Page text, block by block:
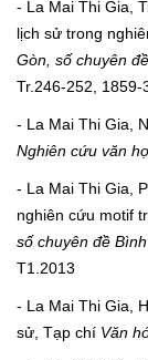
- La Mai Thi Gia,
lịch sử trong
Gòn, số chuyên
Tr.246-252, 1859-
- La Mai Thi Gia,
Nghiên cứu văn
- La Mai Thi Gia,
nghiên cứu motif
số chuyên đề
T1.2013
- La Mai Thi Gia,
sử, Tạp chí Văn